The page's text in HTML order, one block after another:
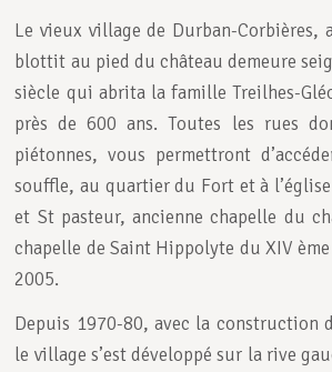
Le vieux village de Durban-Corbières,
blottit au pied du château demeure
siècle qui abrita la famille Treilhes-
près de 600 ans. Toutes les rues
piétonnes, vous permettront
souffle, au quartier du Fort et à
et St pasteur, ancienne chapelle du
chapelle de Saint Hippolyte du XIV
2005.
Depuis 1970-80, avec la construction
le village s’est développé sur la rive